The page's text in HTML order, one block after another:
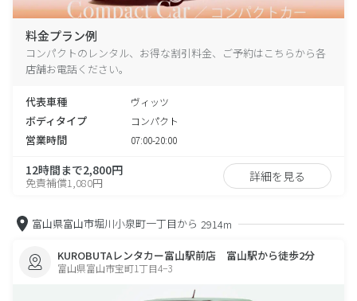
料金プラン例
コンパクトのレンタル、お得な割引料金、ご予約はこちらから各
店舗お電話ください。
代表車種 ヴィッツ
ボディタイプ コンパクト
営業時間 07:00-20:00
12時間まで2,800円
免責補償1,080円 詳細を見る
富山県富山市堀川小泉町一丁目から 2914m
KUROBUTAレンタカー富山駅前店 富山駅から徒歩2分
富山県富山市宝町1丁目4−3